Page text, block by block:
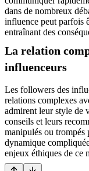
dans de nombreux
influence peut parfois
entraînant des
La relation
influenceurs
Les followers des
relations complexes
admirent leur style de
conseils et leurs
manipulés ou trompés
dynamique
enjeux éthiques de ce